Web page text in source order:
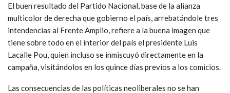
El buen resultado del Partido Nacional, base de la alianza
multicolor de derecha que gobierno el país, arrebatándole tres
intendencias al Frente Amplio, refiere a la buena imagen que
tiene sobre todo en el interior del país el presidente Luis
Lacalle Pou, quien incluso se inmiscuyó directamente en la
campaña, visitándolos en los quince días previos a los comicios.
Las consecuencias de las políticas neoliberales no se han